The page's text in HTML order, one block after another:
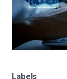
Labels